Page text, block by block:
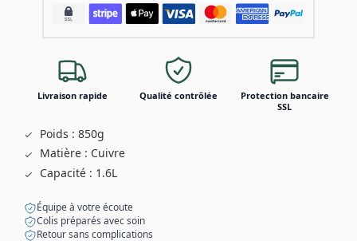
Livraison rapide Qualité contrôlée
Protection bancaire
SSL
Poids : 850g
Matière : Cuivre
Capacité : 1.6L
Équipe à votre écoute
Colis préparés avec soin
Retour sans complications